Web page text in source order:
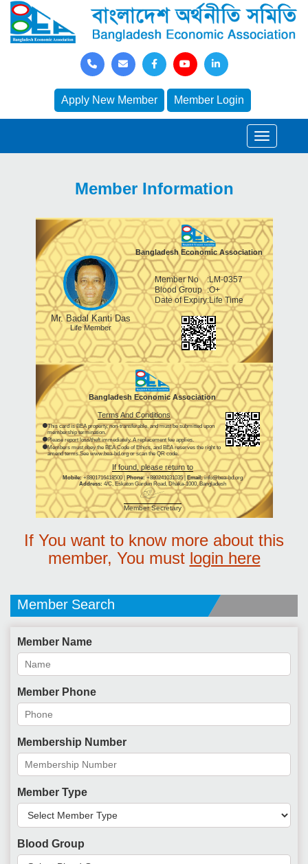
Apply New Member Member Login
Member Information
Mr. Badal Kanti Das
Life Member
Bangladesh Economic Association
Member No :LM-0357
Blood Group :O+
Date of Expiry:Life Time
Bangladesh Economic Association
Terms And Conditions
This card is BEA property, non-transferable, and must be submitted upon
membership termination.
Please report loss/theft immediately. A replacement fee applies.
Members must obey the BEA Code of Ethics, and BEA reserves the right to
amend terms.See www.bea-bd.org or scan the QR code.
If found, please return to
Mobile:+8801716418500 | Phone:+880241031035 | Email:info@bea-bd.org
Address: 4/C, Eskaton Garden Road, Dhaka-1000, Bangladesh
Member Secretary
If You want to know more about this
member, You must login here
Member Search
Member Name
Member Phone
Membership Number
Member Type
Blood Group